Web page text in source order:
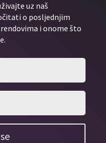
uz naš
o posljednjim
i onome što